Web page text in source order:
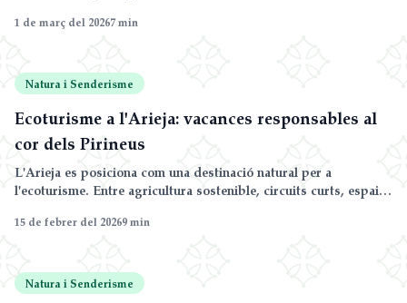
1 de març del 20267min
Natura i Senderisme
Ecoturisme a l'Arieja: vacances responsables al
cor dels Pirineus
L'Arieja es posiciona com una destinació natural per a
l'ecoturisme. Entre agricultura sostenible, circuits curts, espais
vacances responsables.
15 de febrer del 20269min
Natura i Senderisme